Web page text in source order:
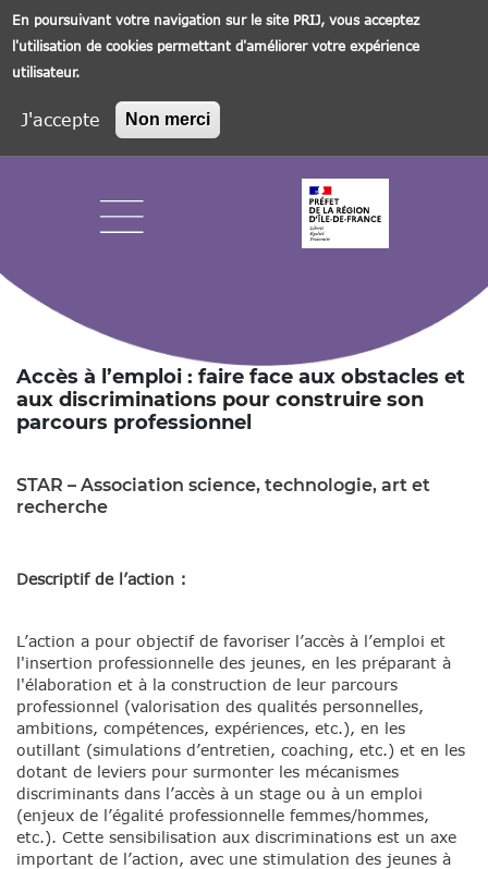
En poursuivant votre navigation sur le site PRIJ, vous acceptez
l'utilisation de cookies permettant d'améliorer votre expérience
utilisateur.
J'accepte Non merci
Accès à l’emploi : faire face aux obstacles et
aux discriminations pour construire son
parcours professionnel
STAR – Association science, technologie, art et
recherche
Descriptif de l’action :
L’action a pour objectif de favoriser l’accès à l’emploi et
l'insertion professionnelle des jeunes, en les préparant à
l'élaboration et à la construction de leur parcours
professionnel (valorisation des qualités personnelles,
ambitions, compétences, expériences, etc.), en les
outillant (simulations d’entretien, coaching, etc.) et en les
dotant de leviers pour surmonter les mécanismes
discriminants dans l’accès à un stage ou à un emploi
(enjeux de l’égalité professionnelle femmes/hommes,
etc.). Cette sensibilisation aux discriminations est un axe
important de l’action, avec une stimulation des jeunes à